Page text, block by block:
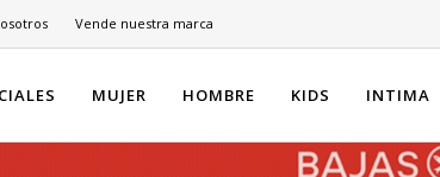
MUJER HOMBRE KIDS INTIMA
Vende nuestra marca